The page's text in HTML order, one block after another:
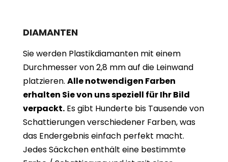
DIAMANTEN
Sie werden Plastikdiamanten mit einem
Durchmesser von 2,8 mm auf die Leinwand
platzieren. Alle notwendigen Farben
erhalten Sie von uns speziell für Ihr Bild
verpackt. Es gibt Hunderte bis Tausende von
Schattierungen verschiedener Farben, was
das Endergebnis einfach perfekt macht.
Jedes Säckchen enthält eine bestimmte